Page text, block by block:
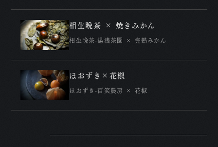
相生晩茶 × 焼きみかん
相生晩茶-湯浅茶園 × 完熟みかん
ほおずき×花椒
ほおずき-百笑農房 × 花椒